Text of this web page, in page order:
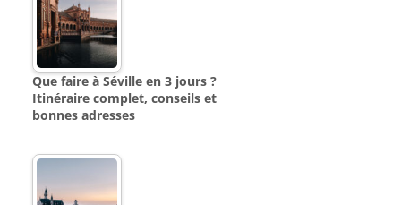
Que faire à Séville en 3 jours ?
Itinéraire complet, conseils et
bonnes adresses